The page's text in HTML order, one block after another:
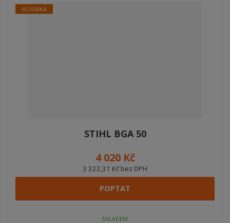
NOVINKA
STIHL BGA 50
4 020 Kč
3 322,31 Kč bez DPH
POPTAT
SKLADEM